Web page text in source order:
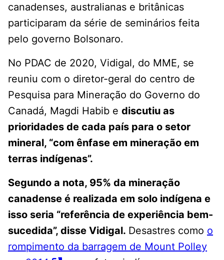
canadenses, australianas e britânicas
participaram da série de seminários feita
pelo governo Bolsonaro.
No PDAC de 2020, Vidigal, do MME, se
reuniu com o diretor-geral do centro de
Pesquisa para Mineração do Governo do
Canadá, Magdi Habib e discutiu as
prioridades de cada país para o setor
mineral, “com ênfase em mineração em
terras indígenas”.
Segundo a nota, 95% da mineração
canadense é realizada em solo indígena e
isso seria “referência de experiência bem-
sucedida”, disse Vidigal. Desastres como o
rompimento da barragem de Mount Polley